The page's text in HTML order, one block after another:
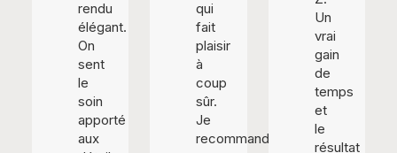
rendu
élégant.
On
sent
le
soin
apporté
aux
qui
fait
plaisir
à
coup
sûr.
Je
recommande
Un
vrai
gain
de
temps
et
le
résultat